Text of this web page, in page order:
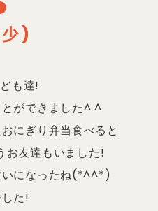
)
も達!
ができました^ ^
にぎり弁当食べると
お友達もいました!
いになったね(*^^*)
た!